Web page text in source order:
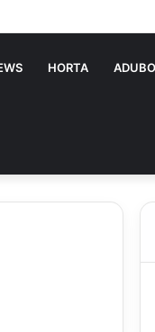
HORTA ADUBO